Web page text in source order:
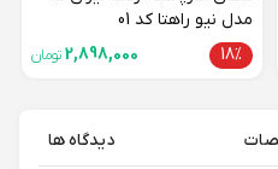
مدل نیو راهتا کد 01
18%
2,898,000تومان
دیدگاه ها